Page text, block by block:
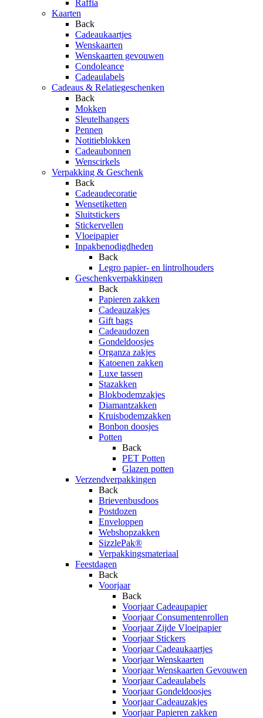
Raffia
Kaarten
Back
Cadeaukaartjes
Wenskaarten
Wenskaarten gevouwen
Condoleance
Cadeaulabels
Cadeaus & Relatiegeschenken
Back
Mokken
Sleutelhangers
Pennen
Notitieblokken
Cadeaubonnen
Wenscirkels
Verpakking & Geschenk
Back
Cadeaudecoratie
Wensetiketten
Sluitstickers
Stickervellen
Vloeipapier
Inpakbenodigdheden
Back
Legro papier- en lintrolhouders
Geschenkverpakkingen
Back
Papieren zakken
Cadeauzakjes
Gift bags
Cadeaudozen
Gondeldoosjes
Organza zakjes
Katoenen zakken
Luxe tassen
Stazakken
Blokbodemzakjes
Diamantzakken
Kruisbodemzakken
Bonbon doosjes
Potten
Back
PET Potten
Glazen potten
Verzendverpakkingen
Back
Brievenbusdoos
Postdozen
Enveloppen
Webshopzakken
SizzlePak®
Verpakkingsmateriaal
Feestdagen
Back
Voorjaar
Back
Voorjaar Cadeaupapier
Voorjaar Consumentenrollen
Voorjaar Zijde Vloeipapier
Voorjaar Stickers
Voorjaar Cadeaukaartjes
Voorjaar Wenskaarten
Voorjaar Wenskaarten Gevouwen
Voorjaar Cadeaulabels
Voorjaar Gondeldoosjes
Voorjaar Cadeauzakjes
Voorjaar Papieren zakken